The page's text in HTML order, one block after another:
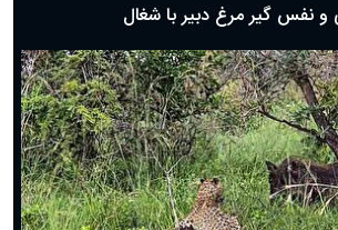
و نفس گیر مرغ دبیر با شغال